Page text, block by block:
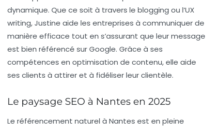
dynamique. Que ce soit à travers le blogging ou l’UX
writing, Justine aide les entreprises à communiquer de
manière efficace tout en s’assurant que leur message
est bien référencé sur Google. Grâce à ses
compétences en optimisation de contenu, elle aide
ses clients à attirer et à fidéliser leur clientèle.
Le paysage SEO à Nantes en 2025
Le référencement naturel à Nantes est en pleine